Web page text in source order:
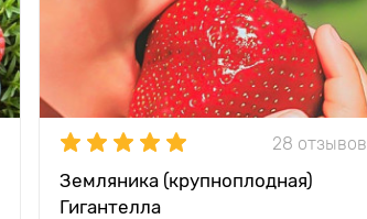
28 отзывов
Земляника (крупноплодная)
Гигантелла